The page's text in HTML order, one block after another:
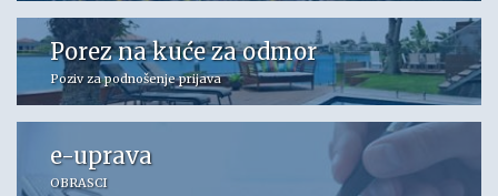
Porez na kuće za odmor
Poziv za podnošenje prijava
e-uprava
OBRASCI